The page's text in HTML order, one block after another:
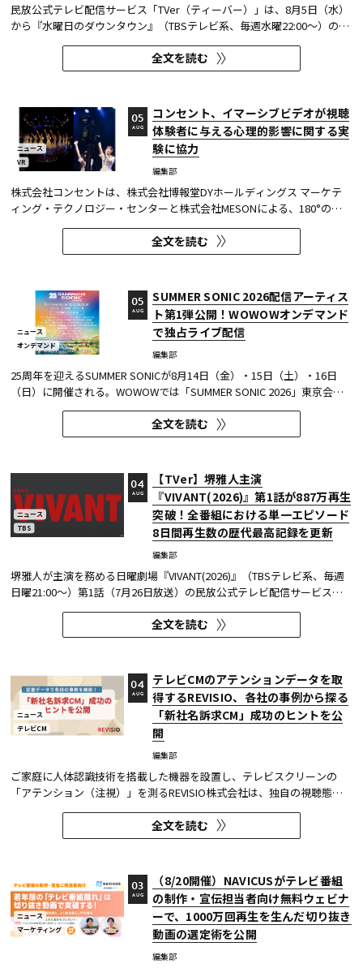
民放公式テレビ配信サービス「TVer（ティーバー）」は、8月5日（水）
から『水曜日のダウンタウン』（TBSテレビ系、毎週水曜22:00～）の過
去に放送された傑作エピソード計12本を4か月にわたり配信する。本エ
ピソードが動画配信サービスで配信されるのは今回が初めてとなる。
TVerはすべて無料で見放題となっている。 『水曜日のダウンタウン...
全文を読む
ニュース
VR
コンセント、イマーシブビデオが視聴
体験者に与える心理的影響に関する実
験に協力
編集部
05
AUG
株式会社コンセントは、株式会社博報堂DYホールディングス マーケテ
ィング・テクノロジー・センターと株式会社MESONによる、180°の視
野角のImmersive Video（以下、イマーシブビデオ）を実験刺激に用い
た心理実験に協力し、そのプレプリント論文が2026年6月8日にarXivで
公開された。 本実験は、イマーシブビデオの撮影距離が体験者の「そ...
全文を読む
ニュース
オンデマンド
SUMMER SONIC 2026配信アーティス
ト第1弾公開！WOWOWオンデマンド
で独占ライブ配信
編集部
05
AUG
25周年を迎えるSUMMER SONICが8月14日（金）・15日（土）・16日
（日）に開催される。WOWOWでは「SUMMER SONIC 2026」東京会場
のZOZOマリンスタジアムと幕張メッセから、マリンステージ、マウン
テンステージ、ソニックステージ、パシフィックステージの模様を、3
日間にわたりWOWOWオンデマンドで独占ライブ配信する。 今回、配信
全文を読む
ニュース
TBS
【TVer】堺雅人主演
『VIVANT(2026)』第1話が887万再生
突破！全番組における単一エピソード
8日間再生数の歴代最高記録を更新
編集部
04
AUG
堺雅人が主演を務める日曜劇場『VIVANT(2026)』（TBSテレビ系、毎週
日曜21:00～）第1話（7月26日放送）の民放公式テレビ配信サービス
「TVer（ティーバー）」における8日間再生数が887万（※1）を突破し
1週間の配信を行っているため、番組の再生数は配信開始日と配信終了...
全文を読む
ニュース
テレビCM
テレビCMのアテンションデータを取
得するREVISIO、各社の事例から探る
「新社名訴求CM」成功のヒントを公
開
編集部
04
AUG
ご家庭に人体認識技術を搭載した機器を設置し、テレビスクリーンの
「アテンション（注視）」を測るREVISIO株式会社は、独自の視聴態勢
データを基に「社名変更」にまつわるCMを分析した結果を公開した。
分析結果の詳細は、お役立ち資料『定量データで分析! 「新社名」認知
を狙う！～ 社名変更CMを出稿タイミング×クリエイティブ5分類で徹...
全文を読む
ニュース
マーケティング
（8/20開催）NAVICUSがテレビ番組
の制作・宣伝担当者向け無料ウェビナ
ーで、1000万回再生を生んだ切り抜き
動画の選定術を公開
編集部
03
AUG